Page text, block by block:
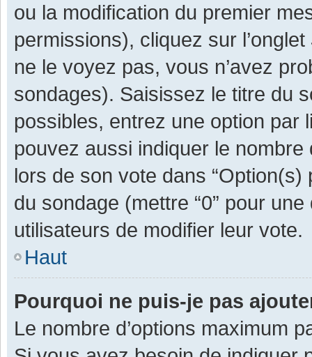
ou la modification du premier
permissions), cliquez sur l’onglet
ne le voyez pas, vous n’avez
sondages). Saisissez le titre du
possibles, entrez une option par
pouvez aussi indiquer le
lors de son vote dans “Option(s)
du sondage (mettre “0” pour
utilisateurs de modifier leur vote.
Haut
Pourquoi ne puis-je pas
Le nombre d’options maximum